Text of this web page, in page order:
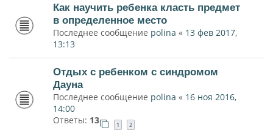
Как научить ребенка класть предмет
в определенное место
Последнее сообщение polina « 13 фев 2017,
13:13
Отдых с ребенком с синдромом
Дауна
Последнее сообщение polina « 16 ноя 2016,
14:00
Ответы: 13 1 2